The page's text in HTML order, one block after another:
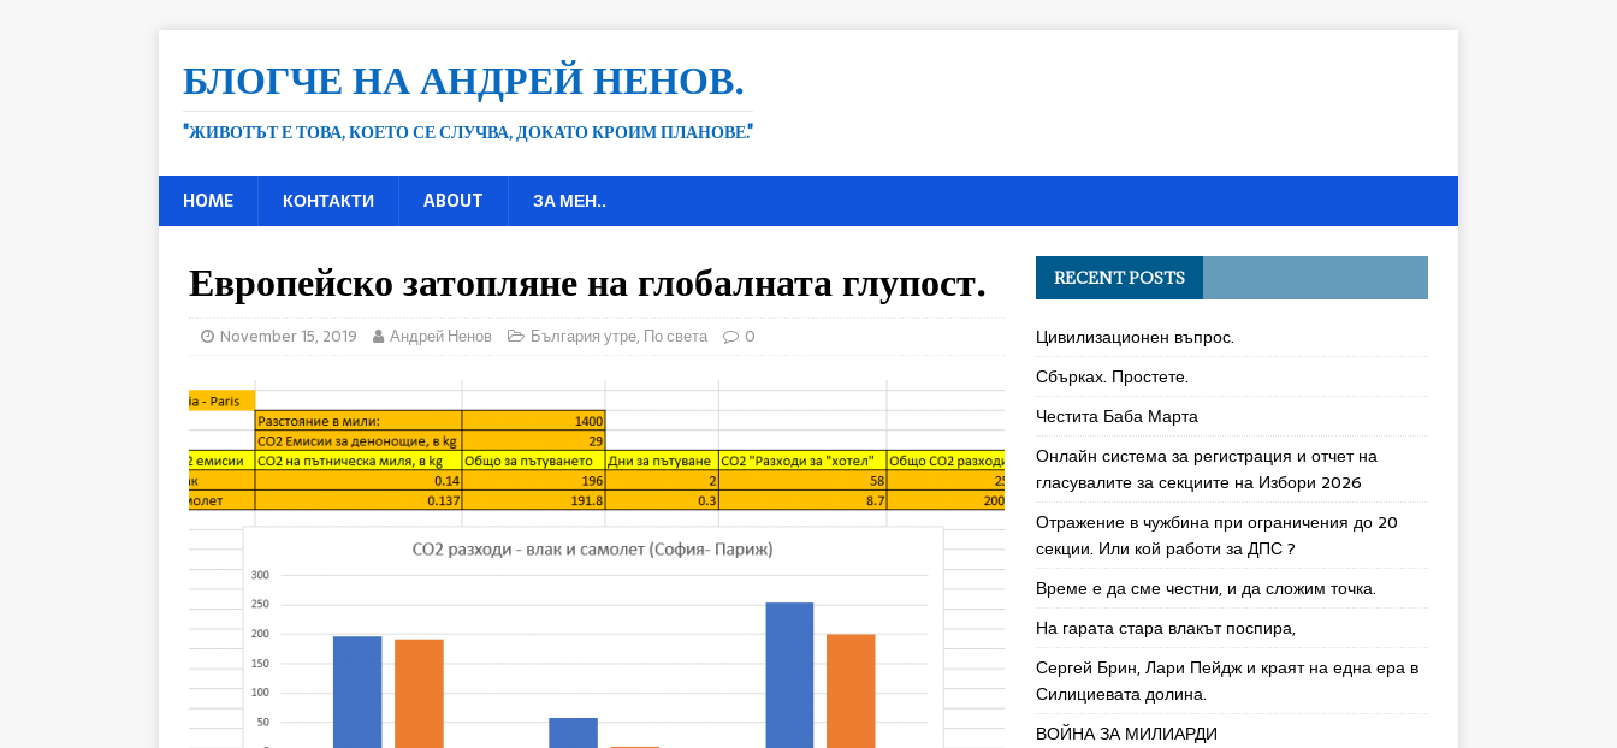
БЛОГЧЕ НА АНДРЕЙ НЕНОВ.
"ЖИВОТЪТ Е ТОВА, КОЕТО СЕ СЛУЧВА, ДОКАТО КРОИМ ПЛАНОВЕ."
HOME КОНТАКТИ ABOUT ЗА МЕН..
Европейско затопляне на глобалната глупост.
November 15, 2019 Андрей Ненов България утре, По света 0
RECENT POSTS
Цивилизационен въпрос.
Сбърках. Простете.
Честита Баба Марта
Онлайн система за регистрация и отчет на
гласувалите за секциите на Избори 2026
Отражение в чужбина при ограничения до 20
секции. Или кой работи за ДПС ?
Време е да сме честни, и да сложим точка.
На гарата стара влакът поспира,
Сергей Брин, Лари Пейдж и краят на една ера в
Силициевата долина.
ВОЙНА ЗА МИЛИАРДИ